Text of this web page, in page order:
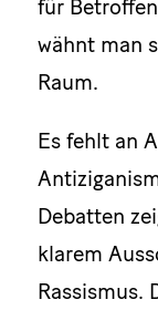
für
wähnt man
Raum.
Es fehlt an
Debatten
klarem
Rassismus.